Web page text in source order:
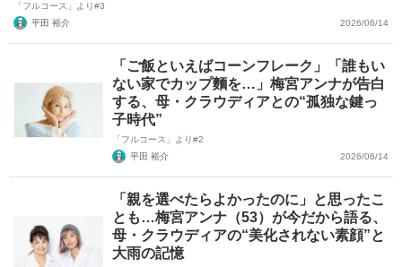
「フルコース」より#3
平田 裕介
2026/06/14
「ご飯といえばコーンフレーク」「誰もい
ない家でカップ麵を…」梅宮アンナが告白
する、母・クラウディアとの“孤独な鍵っ
子時代”
「フルコース」より#2
平田 裕介
2026/06/14
「親を選べたらよかったのに」と思ったこ
とも…梅宮アンナ（53）が今だから語る、
母・クラウディアの“美化されない素顔”と
大雨の記憶